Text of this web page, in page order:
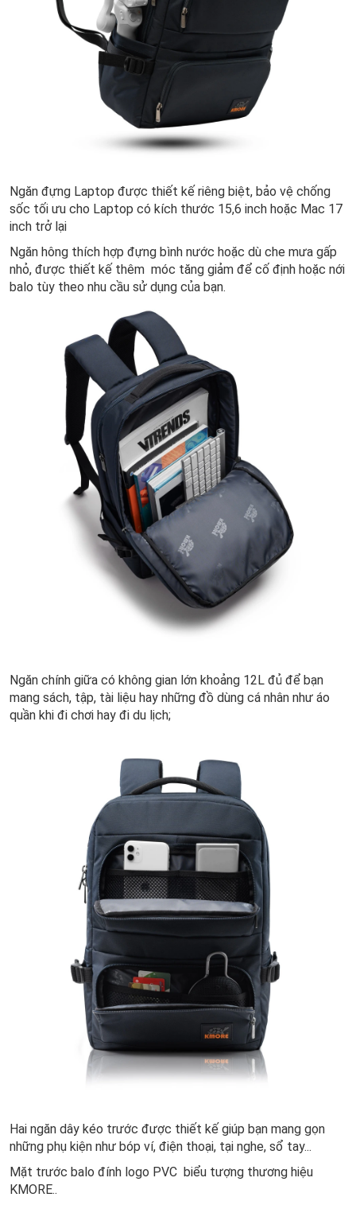
Ngăn đựng Laptop được thiết kế riêng biệt, bảo vệ chống
sốc tối ưu cho Laptop có kích thước 15,6 inch hoặc Mac 17
inch trở lại
Ngăn hông thích hợp đựng bình nước hoặc dù che mưa gấp
nhỏ, được thiết kế thêm móc tăng giảm để cố định hoặc nới
balo tùy theo nhu cầu sử dụng của bạn.
Ngăn chính giữa có không gian lớn khoảng 12L đủ để bạn
mang sách, tập, tài liệu hay những đồ dùng cá nhân như áo
quần khi đi chơi hay đi du lịch;
Hai ngăn dây kéo trước được thiết kế giúp bạn mang gọn
những phụ kiện như bóp ví, điện thoại, tại nghe, sổ tay...
Mặt trước balo đính logo PVC biểu tượng thương hiệu
KMORE..